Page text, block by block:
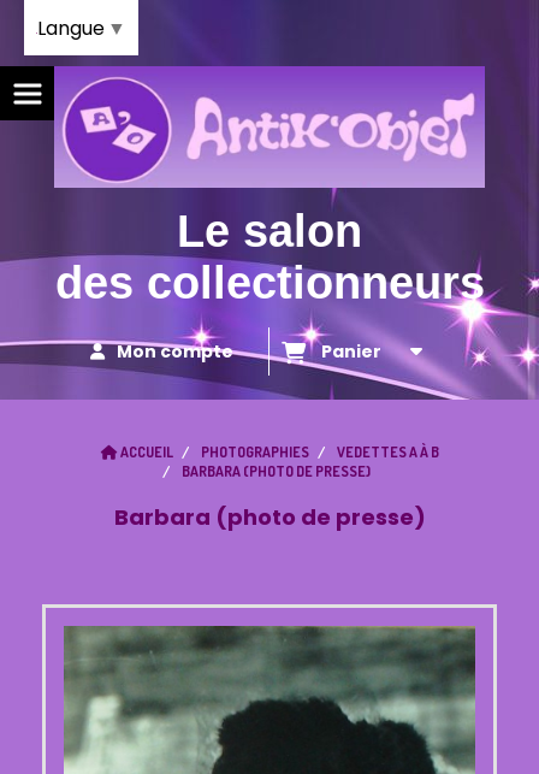
Le salon
des collectionneurs
Mon compte Panier
ACCUEIL PHOTOGRAPHIES
VEDETTES A À B
BARBARA (PHOTO DE PRESSE)
Barbara (photo de presse)
Langue ▼